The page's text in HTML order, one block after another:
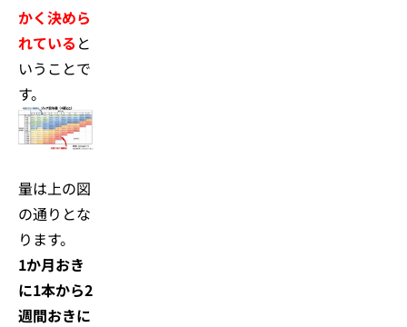
かく決めら
れている と
いうことで
す。
量は上の図
の通りとな
ります。
1か月おき
に1本から2
週間おきに